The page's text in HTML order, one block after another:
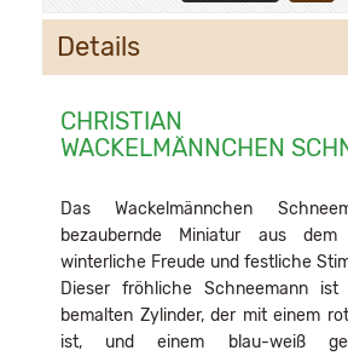
Details
CHRISTIAN
WACKELMÄNNCHEN
Das Wackelmännchen
bezaubernde Miniatur aus dem
winterliche Freude und festliche
Dieser fröhliche Schneemann
bemalten Zylinder, der mit einem
ist, und einem blau-weiß